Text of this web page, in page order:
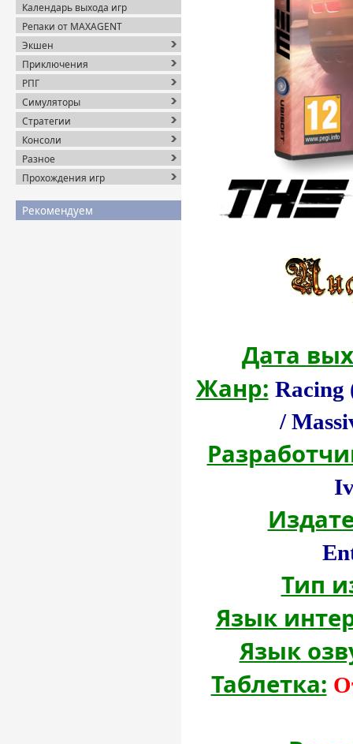
Календарь выхода игр
Репаки от MAXAGENT
Экшен
Приключения
РПГ
Симуляторы
Стратегии
Консоли
Разное
Прохождения игр
Рекомендуем
Дата
Жанр: Racing
/
Тип
Язык
Язык
Таблетка: